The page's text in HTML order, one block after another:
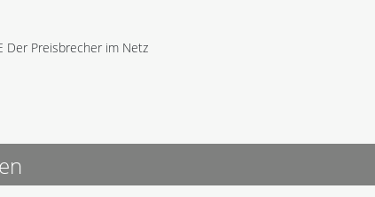
Der Preisbrecher im Netz